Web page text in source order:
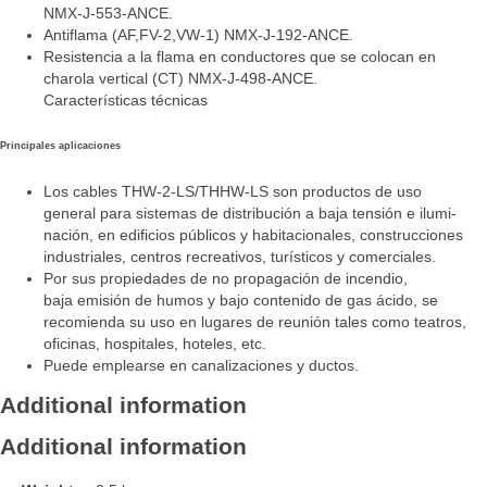
NMX-J-553-ANCE.
Antiflama (AF,FV-2,VW-1) NMX-J-192-ANCE.
Resistencia a la flama en conductores que se colocan en
charola vertical (CT) NMX-J-498-ANCE.
Características técnicas
Principales aplicaciones
Los cables THW-2-LS/THHW-LS son productos de uso
general para sistemas de distribución a baja tensión e ilumi-
nación, en edificios públicos y habitacionales, construcciones
industriales, centros recreativos, turísticos y comerciales.
Por sus propiedades de no propagación de incendio,
baja emisión de humos y bajo contenido de gas ácido, se
recomienda su uso en lugares de reunión tales como teatros,
oficinas, hospitales, hoteles, etc.
Puede emplearse en canalizaciones y ductos.
Additional information
Additional information